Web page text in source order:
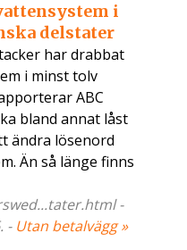
i
delstater
har drabbat
i minst tolv
ABC
bland annat låst
ändra lösenord
Än så länge finns
-
- Utan betalvägg »